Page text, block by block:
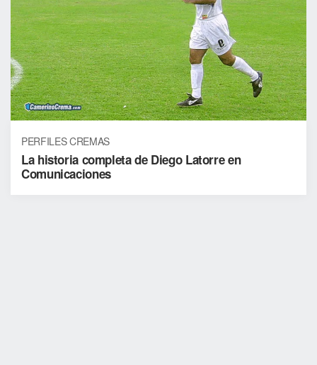
PERFILES CREMAS
La historia completa de Diego Latorre en
Comunicaciones